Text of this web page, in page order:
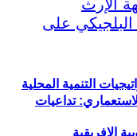
التنمية المحلية
تداعيات
الإفريقية